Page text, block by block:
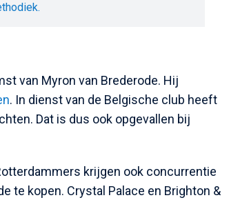
van Myron van Brederode. Hij
. In dienst van de Belgische club heeft
Dat is dus ook opgevallen bij
krijgen ook concurrentie
te kopen. Crystal Palace en Brighton &